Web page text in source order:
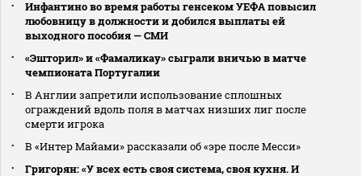
Инфантино во время работы генсеком УЕФА повысил
любовницу в должности и добился выплаты ей
выходного пособия — СМИ
«Эшторил» и «Фамаликау» сыграли вничью в матче
чемпионата Португалии
В Англии запретили использование сплошных
ограждений вдоль поля в матчах низших лиг после
смерти игрока
В «Интер Майами» рассказали об «эре после Месси»
Григорян: «У всех есть своя система, своя кухня. И